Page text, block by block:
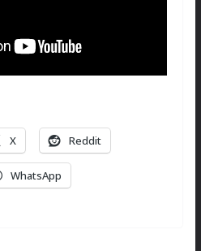
X Reddit
WhatsApp